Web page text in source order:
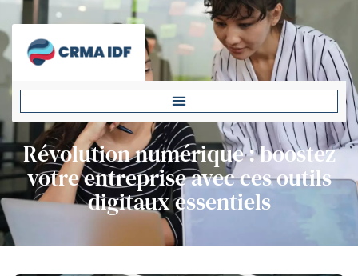
Révolution numérique : boostez
votre entreprise avec ces outils
digitaux essentiels